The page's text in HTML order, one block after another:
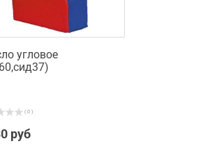
угловое
( 0 )
руб